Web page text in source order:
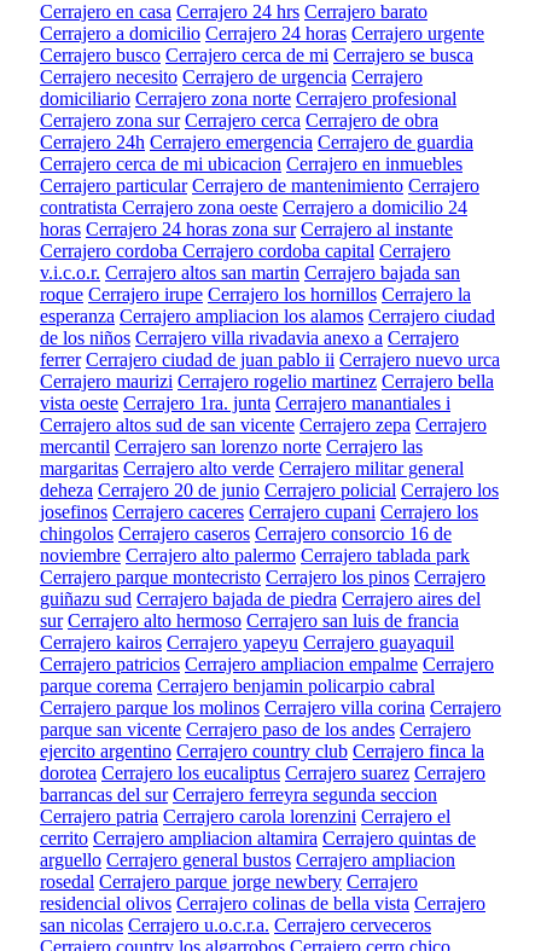
Cerrajero en casa Cerrajero 24 hrs Cerrajero barato
Cerrajero a domicilio Cerrajero 24 horas Cerrajero urgente
Cerrajero busco Cerrajero cerca de mi Cerrajero se busca
Cerrajero necesito Cerrajero de urgencia Cerrajero
domiciliario Cerrajero zona norte Cerrajero profesional
Cerrajero zona sur Cerrajero cerca Cerrajero de obra
Cerrajero 24h Cerrajero emergencia Cerrajero de guardia
Cerrajero cerca de mi ubicacion Cerrajero en inmuebles
Cerrajero particular Cerrajero de mantenimiento Cerrajero
contratista Cerrajero zona oeste Cerrajero a domicilio 24
horas Cerrajero 24 horas zona sur Cerrajero al instante
Cerrajero cordoba Cerrajero cordoba capital Cerrajero
v.i.c.o.r. Cerrajero altos san martin Cerrajero bajada san
roque Cerrajero irupe Cerrajero los hornillos Cerrajero la
esperanza Cerrajero ampliacion los alamos Cerrajero ciudad
de los niños Cerrajero villa rivadavia anexo a Cerrajero
ferrer Cerrajero ciudad de juan pablo ii Cerrajero nuevo urca
Cerrajero maurizi Cerrajero rogelio martinez Cerrajero bella
vista oeste Cerrajero 1ra. junta Cerrajero manantiales i
Cerrajero altos sud de san vicente Cerrajero zepa Cerrajero
mercantil Cerrajero san lorenzo norte Cerrajero las
margaritas Cerrajero alto verde Cerrajero militar general
deheza Cerrajero 20 de junio Cerrajero policial Cerrajero los
josefinos Cerrajero caceres Cerrajero cupani Cerrajero los
chingolos Cerrajero caseros Cerrajero consorcio 16 de
noviembre Cerrajero alto palermo Cerrajero tablada park
Cerrajero parque montecristo Cerrajero los pinos Cerrajero
guiñazu sud Cerrajero bajada de piedra Cerrajero aires del
sur Cerrajero alto hermoso Cerrajero san luis de francia
Cerrajero kairos Cerrajero yapeyu Cerrajero guayaquil
Cerrajero patricios Cerrajero ampliacion empalme Cerrajero
parque corema Cerrajero benjamin policarpio cabral
Cerrajero parque los molinos Cerrajero villa corina Cerrajero
parque san vicente Cerrajero paso de los andes Cerrajero
ejercito argentino Cerrajero country club Cerrajero finca la
dorotea Cerrajero los eucaliptus Cerrajero suarez Cerrajero
barrancas del sur Cerrajero ferreyra segunda seccion
Cerrajero patria Cerrajero carola lorenzini Cerrajero el
cerrito Cerrajero ampliacion altamira Cerrajero quintas de
arguello Cerrajero general bustos Cerrajero ampliacion
rosedal Cerrajero parque jorge newbery Cerrajero
residencial olivos Cerrajero colinas de bella vista Cerrajero
san nicolas Cerrajero u.o.c.r.a. Cerrajero cerveceros